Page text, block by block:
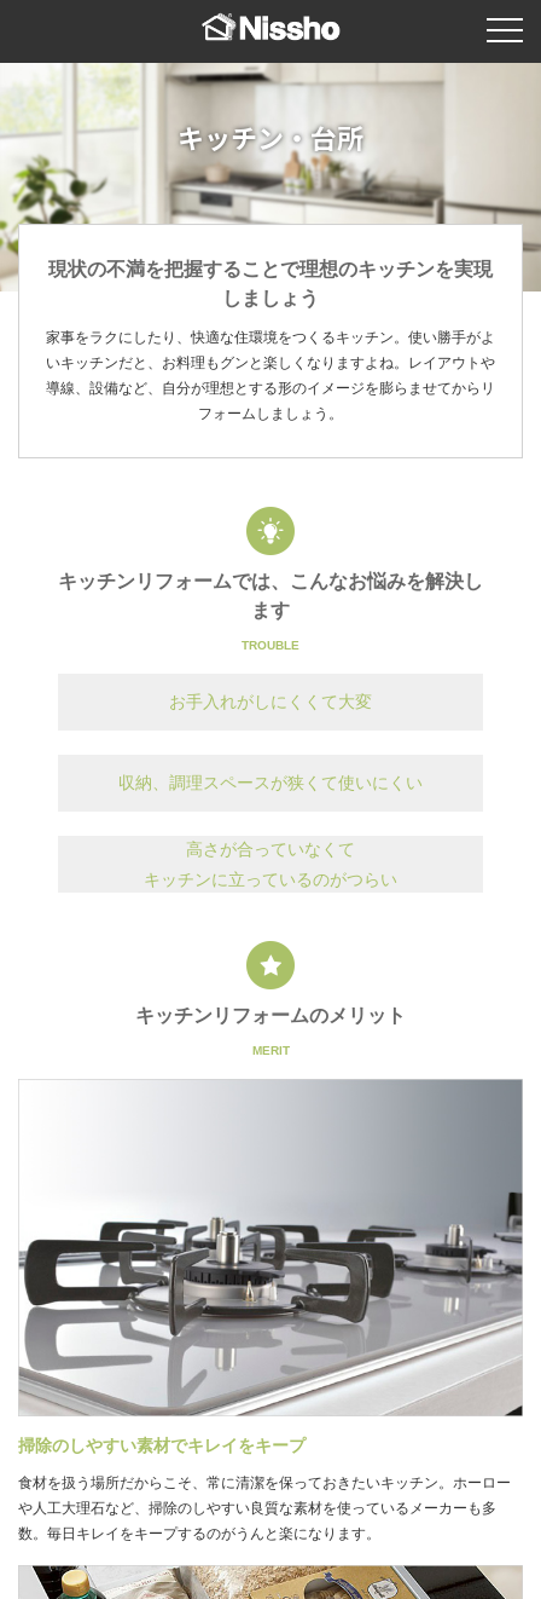
キッチン・台所
現状の不満を把握することで理想のキッチンを実現
しましょう
家事をラクにしたり、快適な住環境をつくるキッチン。使い勝手がよ
いキッチンだと、お料理もグンと楽しくなりますよね。レイアウトや
導線、設備など、自分が理想とする形のイメージを膨らませてからリ
フォームしましょう。
キッチンリフォームでは、
こんなお悩みを解決し
ます
お手入れがしにくくて大変
収納、調理スペースが狭くて使いにくい
高さが合っていなくて
キッチンに立っているのがつらい
キッチンリフォームのメリット
掃除のしやすい素材でキレイをキープ
食材を扱う場所だからこそ、常に清潔を保っておきたいキッチン。ホーロー
や人工大理石など、掃除のしやすい良質な素材を使っているメーカーも多
数。毎日キレイをキープするのがうんと楽になります。